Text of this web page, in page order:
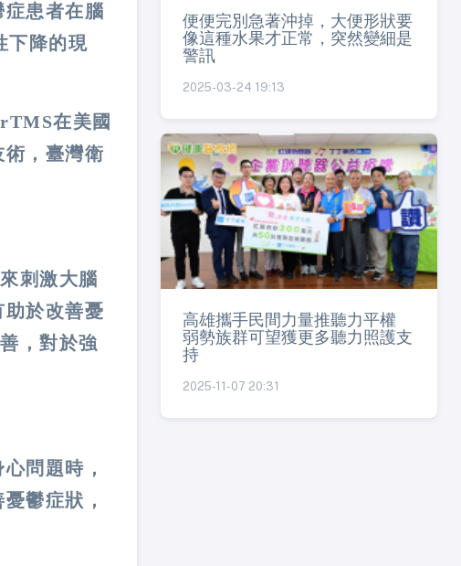
患者在腦
下降的現
在美國
術，臺灣衛
刺激大腦
於改善憂
，對於強
問題時，
鬱症狀，
便便完別急著沖掉，大便形狀要
像這種水果才正常，突然變細是
警訊
2025-03-24 19:13
高雄攜手民間力量推聽力平權
弱勢族群可望獲更多聽力照護支
持
2025-11-07 20:31